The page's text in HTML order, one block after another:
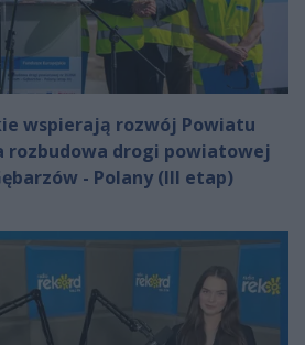
wspierają rozwój Powiatu
rozbudowa drogi powiatowej
- Polany (III etap)